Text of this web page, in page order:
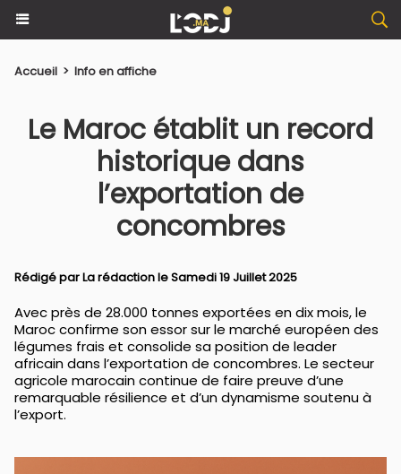
Accueil > Info en affiche
Le Maroc établit un record
historique dans
l’exportation de
concombres
Rédigé par La rédaction le Samedi 19 Juillet 2025
Avec près de 28.000 tonnes exportées en dix mois, le
Maroc confirme son essor sur le marché européen des
légumes frais et consolide sa position de leader
africain dans l’exportation de concombres. Le secteur
agricole marocain continue de faire preuve d’une
remarquable résilience et d’un dynamisme soutenu à
l’export.